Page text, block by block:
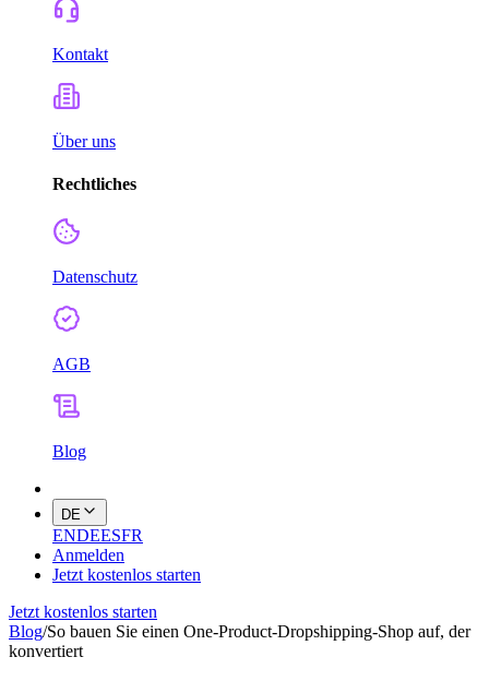
Kontakt
Über uns
Rechtliches
Datenschutz
AGB
Blog
DE
ENDEESFR
Anmelden
Jetzt kostenlos starten
Jetzt kostenlos starten
Blog/So bauen Sie einen One-Product-Dropshipping-Shop auf, der
konvertiert